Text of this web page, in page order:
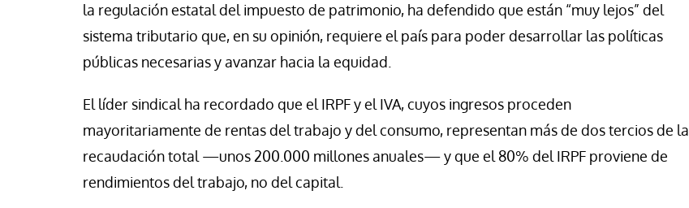
la regulación estatal del impuesto de patrimonio, ha defendido que están “muy lejos” del
sistema tributario que, en su opinión, requiere el país para poder desarrollar las políticas
públicas necesarias y avanzar hacia la equidad.
El líder sindical ha recordado que el IRPF y el IVA, cuyos ingresos proceden
mayoritariamente de rentas del trabajo y del consumo, representan más de dos tercios de la
recaudación total —unos 200.000 millones anuales— y que el 80% del IRPF proviene de
rendimientos del trabajo, no del capital.